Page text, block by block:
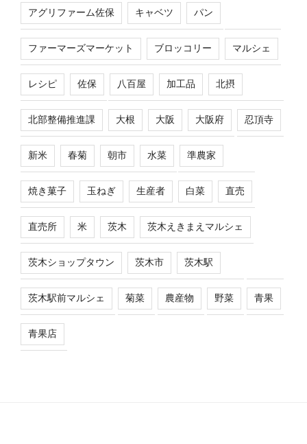
アグリファーム佐保 キャベツ パン
ファーマーズマーケット ブロッコリー マルシェ
レシピ 佐保 八百屋 加工品 北摂
北部整備推進課 大根 大阪 大阪府 忍頂寺
新米 春菊 朝市 水菜 準農家
焼き菓子 玉ねぎ 生産者 白菜 直売
直売所 米 茨木 茨木えきまえマルシェ
茨木ショップタウン 茨木市 茨木駅
茨木駅前マルシェ 菊菜 農産物 野菜 青果
青果店